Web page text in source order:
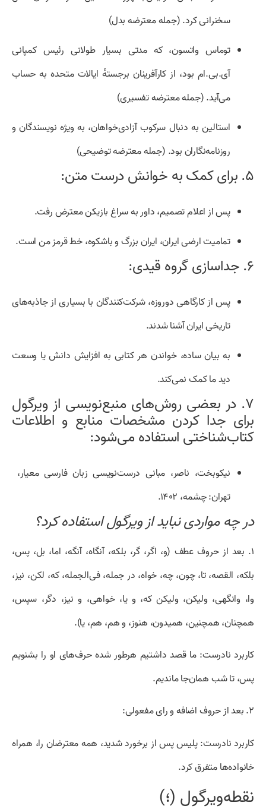
سخنرانی کرد. (جمله معترضه بدل)
توماس واتسون، که مدتی بسیار طولانی رئیس کمپانی
آی.‌بی.‌ام بود، از کارآفرینان برجسته‌ٔ ایالات متحده به حساب
می‌آید. (جمله معترضه تفسیری)
استالین به دنبال سرکوب آزادی‌خواهان، به ویژه نویسندگان و
روزنامه‌نگاران بود. (جمله معترضه توضیحی)
۵. برای کمک به خوانش درست متن:
پس از اعلام تصمیم، داور به سراغ بازیکن معترض رفت.
تمامیت ارضی ایران، ایران بزرگ و باشکوه، خط قرمز من است.
۶. جداسازی گروه قیدی:
پس از کارگاهی دوروزه، شرکت‌کنندگان با بسیاری از جاذبه‌های
تاریخی ایران آشنا شدند.
به بیان ساده، خواندن هر کتابی به افزایش دانش یا وسعت
دید ما کمک نمی‌کند.
۷. در بعضی روش‌های منبع‌نویسی از ویرگول
برای جدا کردن مشخصات منابع و اطلاعات
کتاب‌شناختی استفاده می‌شود:
نیکوبخت، ناصر، مبانی درست‌نویسی زبان فارسی معیار،
تهران: چشمه، ۱۴۰۲.
در چه مواردی نباید از ویرگول استفاده کرد؟
۱. بعد از حروف عطف (و، اگر، گر، بلکه،
آنگاه، آنگه، اما، بل، پس،
بلکه، القصه، تا، چون، چه، خواه، در جمله، فی‌الجمله، که، لکن، نیز،
وا، وانگهی، ولیکن، ولیکن که، و یا، خواهی، و نیز، دگر، سپس،
همچنان، همچنین، همیدون، هنوز، و هم، هم، یا).
کاربرد نادرست: ما قصد داشتیم هرطور شده حرف‌های او را بشنویم
پس، تا شب همان‌جا ماندیم.
۲. بعد از حروف اضافه و رای مفعولی:
کاربرد نادرست: پلیس پس از برخورد شدید، همه معترضان را، همراه
خانواده‌ها متفرق کرد.
نقطه‌ویرگول (؛)